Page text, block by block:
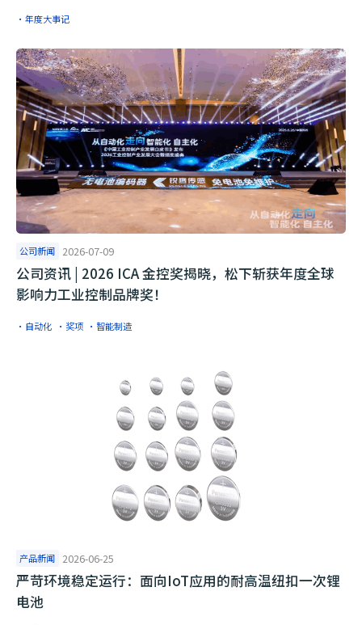
·年度大事记
公司新闻 2026-07-09
公司资讯 | 2026 ICA 金控奖揭晓，松下斩获年度全球
影响力工业控制品牌奖！
·自动化 ·奖项 ·智能制造
产品新闻 2026-06-25
严苛环境稳定运行：面向IoT应用的耐高温纽扣一次锂
电池